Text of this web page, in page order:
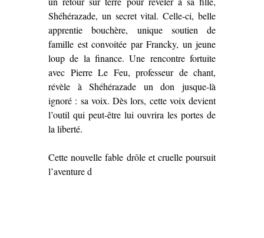
Shéhérazade, un secret vital. Celle-ci, belle
apprentie bouchère, unique soutien de
famille est convoitée par Francky, un jeune
loup de la finance. Une rencontre fortuite
avec Pierre Le Feu, professeur de chant,
révèle à Shéhérazade un don jusque-là
ignoré : sa voix. Dès lors, cette voix devient
l’outil qui peut-être lui ouvrira les portes de
la liberté.
Cette nouvelle fable drôle et cruelle poursuit
l’aventure d